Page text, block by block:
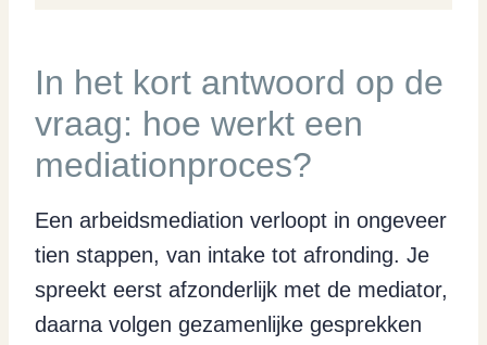
In het kort antwoord op de
vraag: hoe werkt een
mediationproces?
Een arbeidsmediation verloopt in ongeveer
tien stappen, van intake tot afronding. Je
spreekt eerst afzonderlijk met de mediator,
daarna volgen gezamenlijke gesprekken